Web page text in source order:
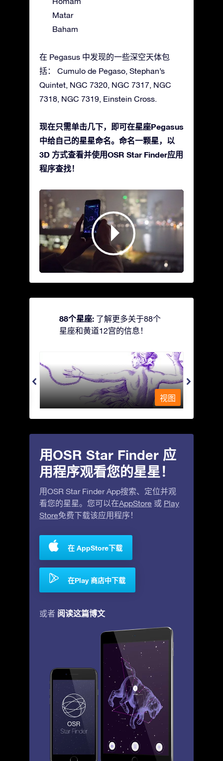
Matar
Baham
在 Pegasus 中发现的一些深空天体包
括： Cumulo de Pegaso, Stephan’s
Quintet, NGC 7320, NGC 7317, NGC
7318, NGC 7319, Einstein Cross.
现在只需单击几下，即可在星座Pegasus
中给自己的星星命名。命名一颗星，以
3D 方式查看并使用OSR Star Finder应用
程序查找！
88个星座: 了解更多关于88个
星座和黄道12宫的信息！
Andromeda - 被铁链锁着的少女
视图
用OSR Star Finder 应
用程序观看您的星星！
用OSR Star Finder App搜索、定位并观
看您的星星。您可以在AppStore 或 Play
Store免费下载该应用程序！
在 AppStore下载
在Play 商店中下载
或者 阅读这篇博文